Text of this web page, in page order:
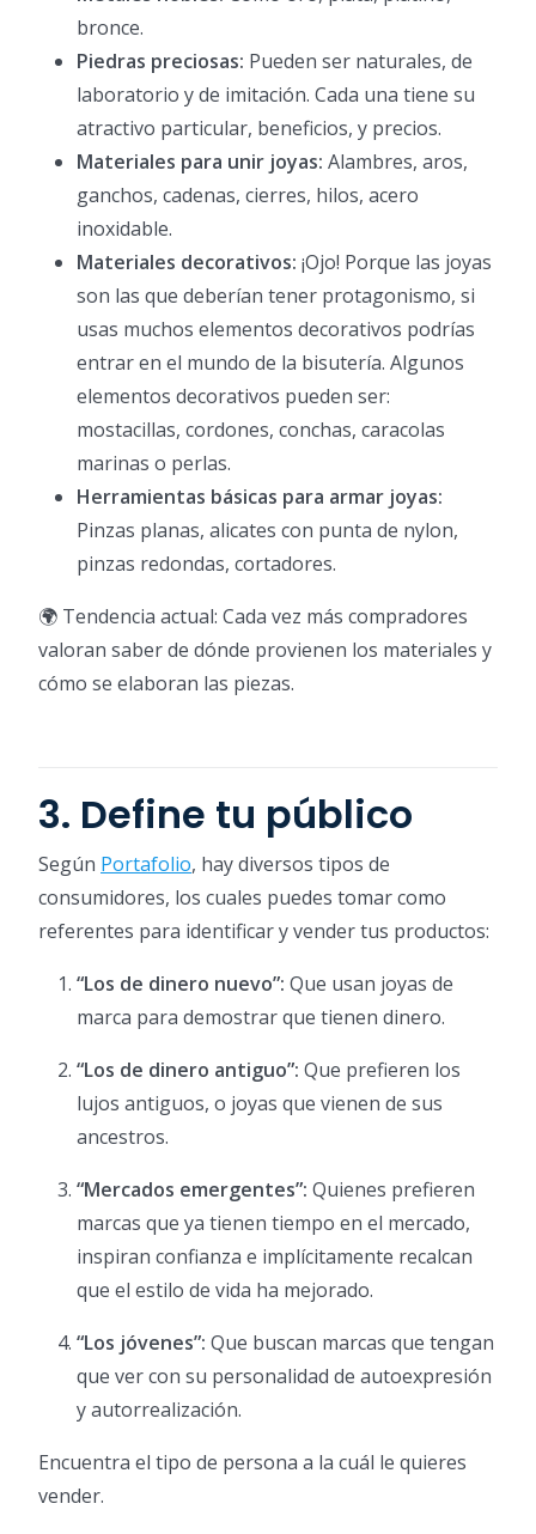
bronce.
Piedras preciosas: Pueden ser naturales, de
laboratorio y de imitación. Cada una tiene su
atractivo particular, beneficios, y precios.
Materiales para unir joyas: Alambres, aros,
ganchos, cadenas, cierres, hilos, acero
inoxidable.
Materiales decorativos: ¡Ojo! Porque las joyas
son las que deberían tener protagonismo, si
usas muchos elementos decorativos podrías
entrar en el mundo de la bisutería. Algunos
elementos decorativos pueden ser:
mostacillas, cordones, conchas, caracolas
marinas o perlas.
Herramientas básicas para armar joyas:
Pinzas planas, alicates con punta de nylon,
pinzas redondas, cortadores.
🌍 Tendencia actual: Cada vez más compradores
valoran saber de dónde provienen los materiales y
cómo se elaboran las piezas.
3. Define tu público
Según Portafolio, hay diversos tipos de
consumidores, los cuales puedes tomar como
referentes para identificar y vender tus productos:
“Los de dinero nuevo”: Que usan joyas de
marca para demostrar que tienen dinero.
“Los de dinero antiguo”: Que prefieren los
lujos antiguos, o joyas que vienen de sus
ancestros.
“Mercados emergentes”: Quienes prefieren
marcas que ya tienen tiempo en el mercado,
inspiran confianza e implícitamente recalcan
que el estilo de vida ha mejorado.
“Los jóvenes”: Que buscan marcas que tengan
que ver con su personalidad de autoexpresión
y autorrealización.
Encuentra el tipo de persona a la cuál le quieres
vender.